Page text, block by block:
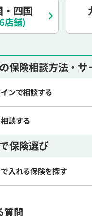
保険相談方法・サ
ンで相談する
談する
保険選び
入れる保険を探す
・四国
店舗)
質問